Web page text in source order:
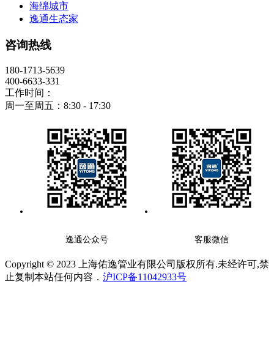
海绵城市
逸通生态家
咨询热线
180-1713-5639
400-6633-331
工作时间：
周一至周五：8:30 - 17:30
逸通公众号 客服微信
Copyright © 2023 上海佑逸管业有限公司版权所有.未经许可,禁
止复制本站任何内容． 沪ICP备11042933号